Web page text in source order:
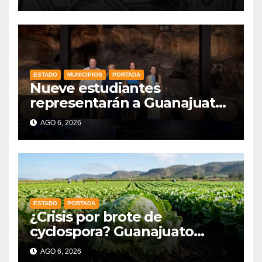
ESTADO MUNICIPIOS PORTADA
Nueve estudiantes
representarán a Guanajuato
en la Olimpiada Mexicana de
Matemáticas 2026
AGO 6, 2026
ESTADO PORTADA
¿Crisis por brote de
cyclospora? Guanajuato
mantiene intactas sus
AGO 6, 2026